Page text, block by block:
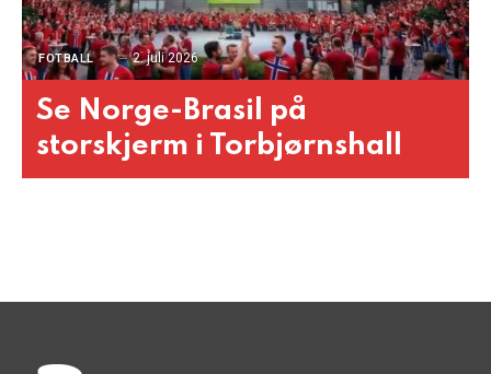
FOTBALL 2. juli 2026
Se Norge-Brasil på
storskjerm i Torbjørnshall